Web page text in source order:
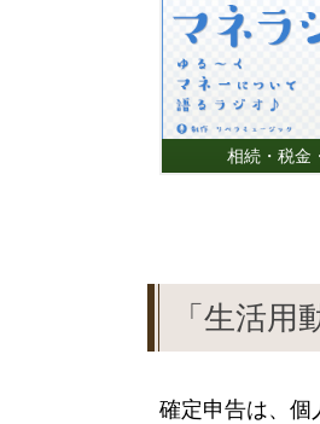
相続・税金
「生活
確定申告は、個